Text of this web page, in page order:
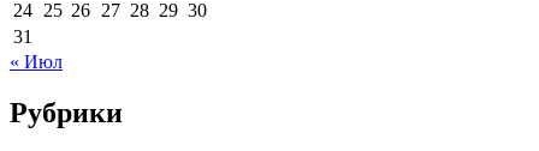
24 25 26 27 28 29 30
31
« Июл
Рубрики